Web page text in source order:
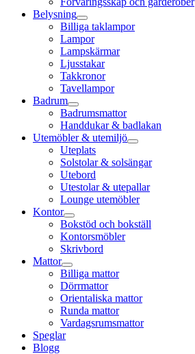
Belysning
Billiga taklampor
Lampor
Lampskärmar
Ljusstakar
Takkronor
Tavellampor
Badrum
Badrumsmattor
Handdukar & badlakan
Utemöbler & utemiljö
Uteplats
Solstolar & solsängar
Utebord
Utestolar & utepallar
Lounge utemöbler
Kontor
Bokstöd och bokställ
Kontorsmöbler
Skrivbord
Mattor
Billiga mattor
Dörrmattor
Orientaliska mattor
Runda mattor
Vardagsrumsmattor
Speglar
Blogg